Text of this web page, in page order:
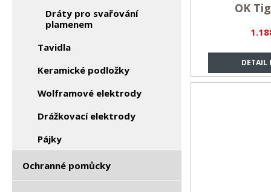
Dráty pro svařování
plamenem
Tavidla
Keramické podložky
Wolframové elektrody
Drážkovací elektrody
Pájky
Ochranné pomůcky
DETAIL
OK